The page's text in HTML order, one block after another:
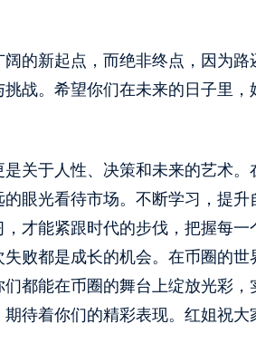
的新起点，而绝非终点，因为路
战。希望你们在未来的日子里
关于人性、决策和未来的艺术
眼光看待市场。不断学习，提
才能紧跟时代的步伐，把握每一
败都是成长的机会。在币圈的
都能在币圈的舞台上绽放光彩，
待着你们的精彩表现。红姐祝